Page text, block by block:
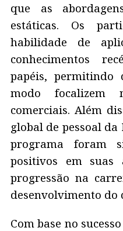
que as
estáticas. Os
habilidade de
conhecimentos
papéis, permitindo
modo focalizem
comerciais. Além
global de pessoal
programa foram
positivos em suas
progressão na
desenvolvimento do
Com base no